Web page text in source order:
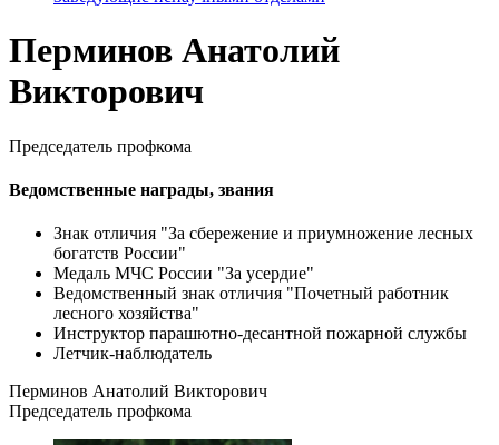
Перминов Анатолий
Викторович
Председатель профкома
Ведомственные награды, звания
Знак отличия "За сбережение и приумножение лесных
богатств России"
Медаль МЧС России "За усердие"
Ведомственный знак отличия "Почетный работник
лесного хозяйства"
Инструктор парашютно-десантной пожарной службы
Летчик-наблюдатель
Перминов Анатолий Викторович
Председатель профкома